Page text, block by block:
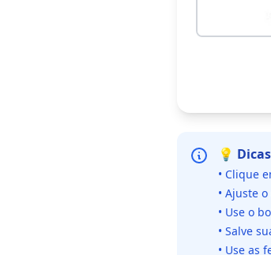
💡
• Clique
• Ajuste
• Use o
• Salve
• Use as